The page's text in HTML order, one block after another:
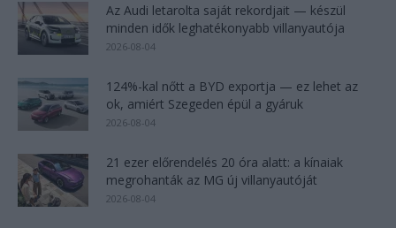
Az Audi letarolta saját rekordjait — készül
minden idők leghatékonyabb villanyautója
2026-08-04
124%-kal nőtt a BYD exportja — ez lehet az
ok, amiért Szegeden épül a gyáruk
2026-08-04
21 ezer előrendelés 20 óra alatt: a kínaiak
megrohanták az MG új villanyautóját
2026-08-04